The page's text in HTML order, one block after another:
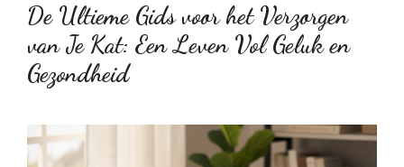
De Ultieme Gids voor het Verzorgen
van Je Kat: Een Leven Vol Geluk en
Gezondheid